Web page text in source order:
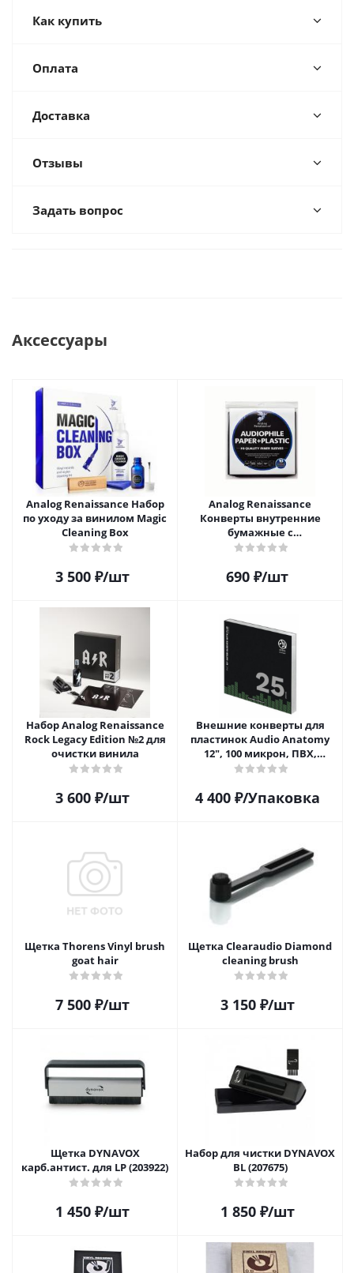
Как купить
Оплата
Доставка
Отзывы
Задать вопрос
Аксессуары
Analog Renaissance Набор
по уходу за винилом Magic
Cleaning Box
3 500₽/шт
Analog Renaissance
Конверты внутренние
бумажные с
антистатическим пакетом
Audiophile Paper+Plastic (10
690 ₽/шт
Набор Analog Renaissance
Rock Legacy Edition №2 для
очистки винила
3 600₽/шт
Внешние конверты для
пластинок Audio Anatomy
12", 100 микрон, ПВХ,
GATEFOLD (25 шт)
4 400₽/Упаковка
Щетка Thorens Vinyl brush
goat hair
7 500₽/шт
Щетка Clearaudio Diamond
cleaning brush
3 150₽/шт
Щетка DYNAVOX
карб.антист. для LP (203922)
1 450₽/шт
Набор для чистки DYNAVOX
BL (207675)
1 850₽/шт